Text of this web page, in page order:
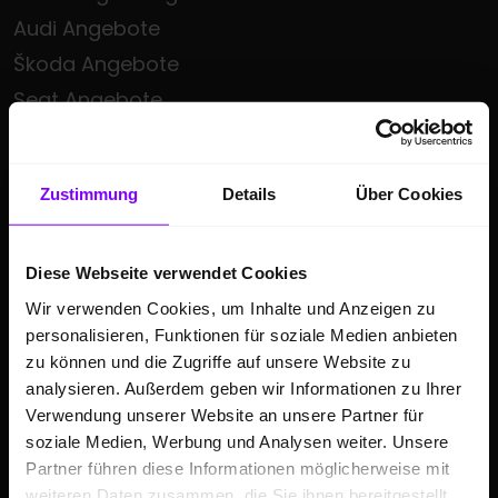
Zustimmung Details Über Cookies
Diese Webseite verwendet Cookies
Wir verwenden Cookies, um Inhalte und Anzeigen zu
personalisieren, Funktionen für soziale Medien anbieten
zu können und die Zugriffe auf unsere Website zu
analysieren. Außerdem geben wir Informationen zu Ihrer
Verwendung unserer Website an unsere Partner für
soziale Medien, Werbung und Analysen weiter. Unsere
Partner führen diese Informationen möglicherweise mit
Audi Angebote
Škoda Angebote
Seat Angebote
Hülpert kauft Ihr Auto
E-Mobilität
Gebrauchtwagen
Saisonale Sonderangebote
Kleinwagen
SUV
GESCHÄFTSKUNDEN